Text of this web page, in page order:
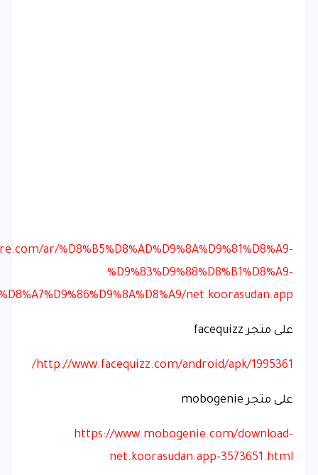
ar/%D8%B5%D8%AD%D9%8A%D9%81%D8%A9-
%D9%83%D9%88%D8%B1%D8%A9-
net.koorasudan.app
على متجر facequizz
http://www.facequizz.com/android/apk/1995361/
على متجر mobogenie
https://www.mobogenie.com/download-
net.koorasudan.app-3573651.html